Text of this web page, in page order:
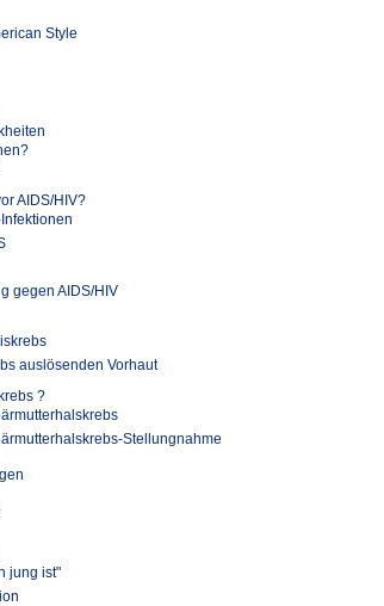
Style
AIDS/HIV?
gegen AIDS/HIV
auslösenden Vorhaut
?
Stellungnahme
jung ist"